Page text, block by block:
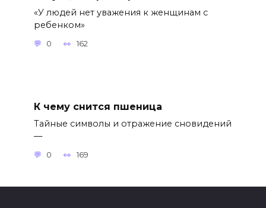
«У людей нет уважения к женщинам с
ребенком»
0 162
К чему снится пшеница
Тайные символы и отражение сновидений
—
0 169